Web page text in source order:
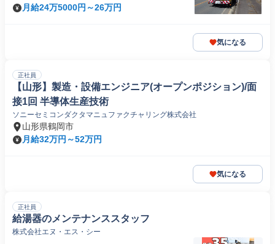
月給24万5000円～26万円
気になる
正社員
【山形】製造・設備エンジニア(オープンポジション)/面
接1回 半導体生産技術
ソニーセミコンダクタマニュファクチャリング株式会社
山形県鶴岡市
月給32万円～52万円
気になる
正社員
給湯器のメンテナンススタッフ
株式会社エヌ・エス・シー